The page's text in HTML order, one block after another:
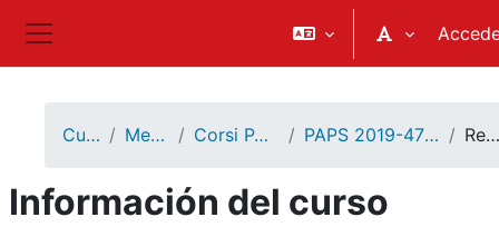
Panel lateral
Cursos Medicina Corsi PAPS 2019 PAPS 2019-47 - PISCONE Resumen
Información del curso